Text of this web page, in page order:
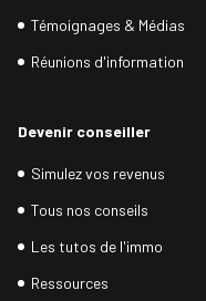
Témoignages & Médias
Réunions d'information
Devenir conseiller
Simulez vos revenus
Tous nos conseils
Les tutos de l'immo
Ressources